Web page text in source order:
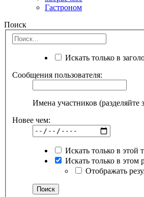
Гастроном
Поиск
Искать только в
Сообщения пользователя:
Имена участников (разделяйте
Новее чем:
Искать только в этой
Искать только в этом
Отображать